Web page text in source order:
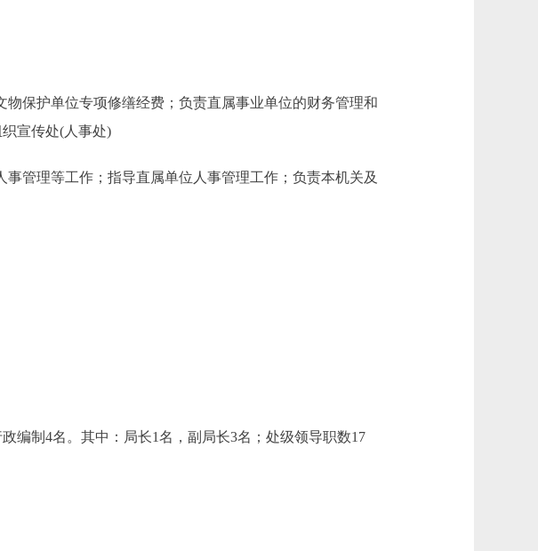
保护单位专项修缮经费；负责直属事业单位的财务管理和
宣传处(人事处)
管理等工作；指导直属单位人事管理工作；负责本机关及
制4名。其中：局长1名，副局长3名；处级领导职数17